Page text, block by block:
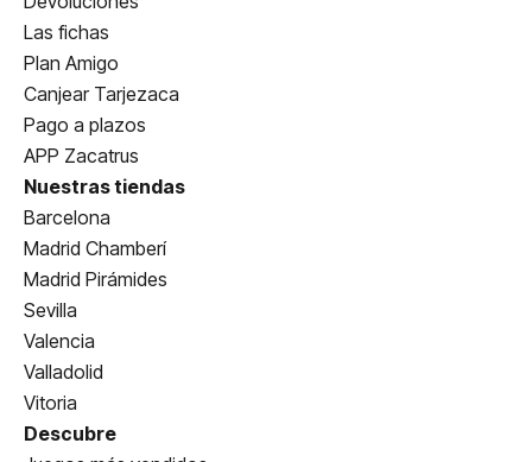
Las fichas
Plan Amigo
Canjear Tarjezaca
Pago a plazos
APP Zacatrus
Nuestras tiendas
Barcelona
Madrid Chamberí
Madrid Pirámides
Sevilla
Valencia
Valladolid
Vitoria
Descubre